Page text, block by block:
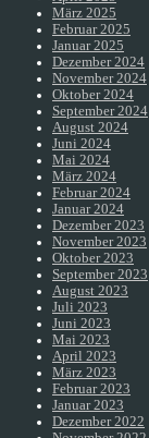
März 2025
Februar 2025
Januar 2025
Dezember 2024
November 2024
Oktober 2024
September 2024
August 2024
Juni 2024
Mai 2024
März 2024
Februar 2024
Januar 2024
Dezember 2023
November 2023
Oktober 2023
September 2023
August 2023
Juli 2023
Juni 2023
Mai 2023
April 2023
März 2023
Februar 2023
Januar 2023
Dezember 2022